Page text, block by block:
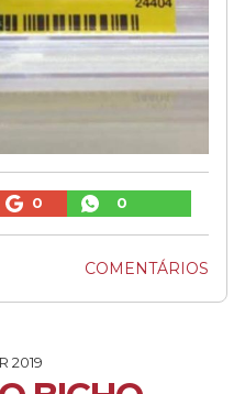
0 0
COMENTÁRIOS
2019